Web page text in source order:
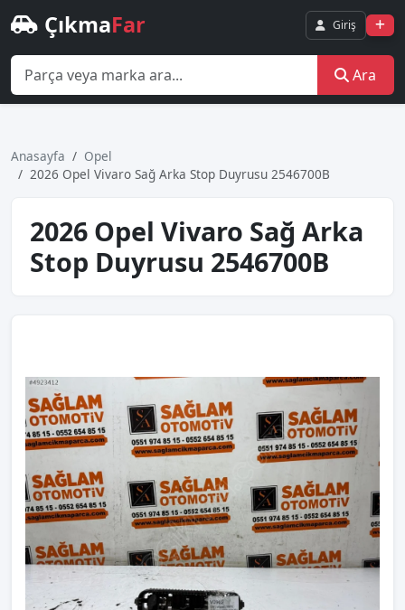
ÇıkmaFar Giriş
Ara
Anasayfa
Opel
2026 Opel Vivaro Sağ Arka Stop Duyrusu 2546700B
2026 Opel Vivaro Sağ Arka
Stop Duyrusu 2546700B